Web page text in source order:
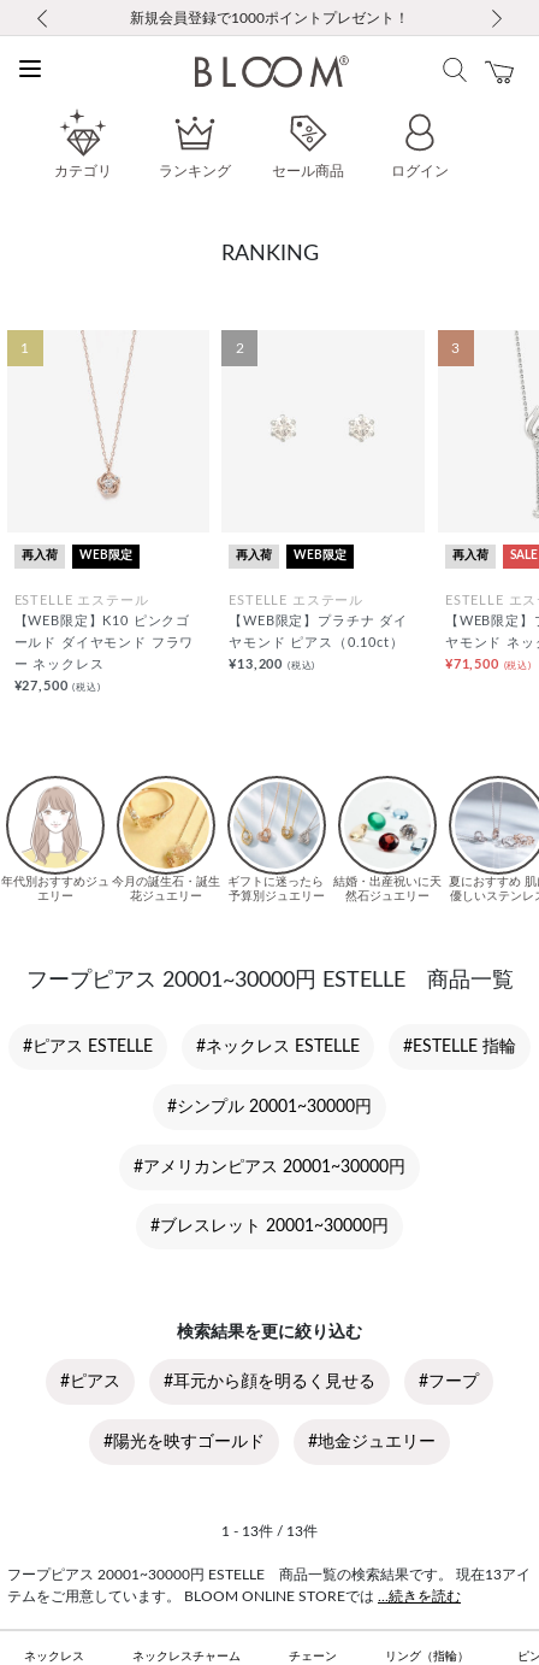
お修理・アフターサービスのご案内
【重要】令和８年熊本地震に伴う集配への影響について
【重要】ギフトラッピング料金改定および仕様変更のお知らせ
【重要】夏季休業の営業についてのご案内
税込5,500円以上で送料無料｜最短24時間以内に発送
新規会員登録で1000ポイントプレゼント！
新規LINE友だち登録で500円クーポンプレゼント
会員限定！レビュー投稿で100ポイントプレゼント
お修理・アフターサービスのご案内
【重要】令和８年熊本地震に伴う集配への影響について
カテゴリ ランキング セール商品 ログイン
RANKING
1
再入荷 WEB限定
ESTELLE エステール
【WEB限定】K10 ピンクゴ
ールド ダイヤモンド フラワ
ー ネックレス
¥27,500(税込)
2
再入荷 WEB限定
ESTELLE エステール
【WEB限定】プラチナ ダイ
ヤモンド ピアス（0.10ct）
¥13,200 (税込)
3
再入荷 SALE
ESTELLE エ
【WEB限定
ヤモンド ネッ
¥71,500 (税込)
フープピアス 20001~30000円 ESTELLE 商品一覧
#ピアス ESTELLE #ネックレス ESTELLE #ESTELLE 指輪
#シンプル 20001~30000円
#アメリカンピアス 20001~30000円
#ブレスレット 20001~30000円
検索結果を更に絞り込む
#ピアス #耳元から顔を明るく見せる #フープ
#陽光を映すゴールド #地金ジュエリー
1 - 13件 / 13件
フープピアス 20001~30000円 ESTELLE 商品一覧の検索結果です。 現在13アイ
テムをご用意しています。 BLOOM ONLINE STOREでは ...続きを読む
ネックレス ネックレスチャーム チェーン リング（指輪） ピ